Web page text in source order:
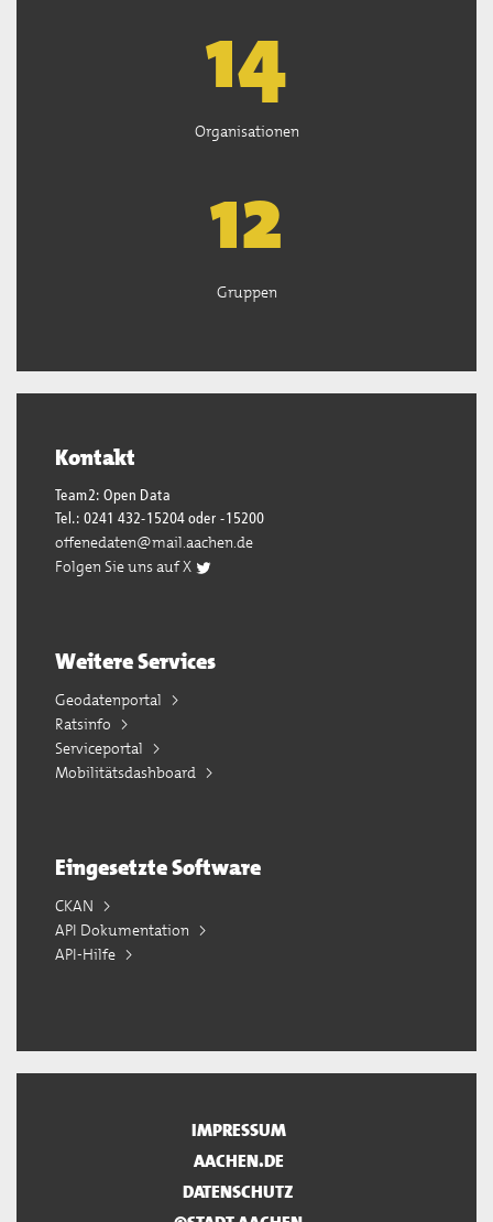
14
Organisationen
12
Gruppen
Kontakt
Team2: Open Data
Tel.: 0241 432-15204 oder -15200
offenedaten@mail.aachen.de
Folgen Sie uns auf X
Weitere Services
Geodatenportal
Ratsinfo
Serviceportal
Mobilitätsdashboard
Eingesetzte Software
CKAN
API Dokumentation
API-Hilfe
IMPRESSUM
AACHEN.DE
DATENSCHUTZ